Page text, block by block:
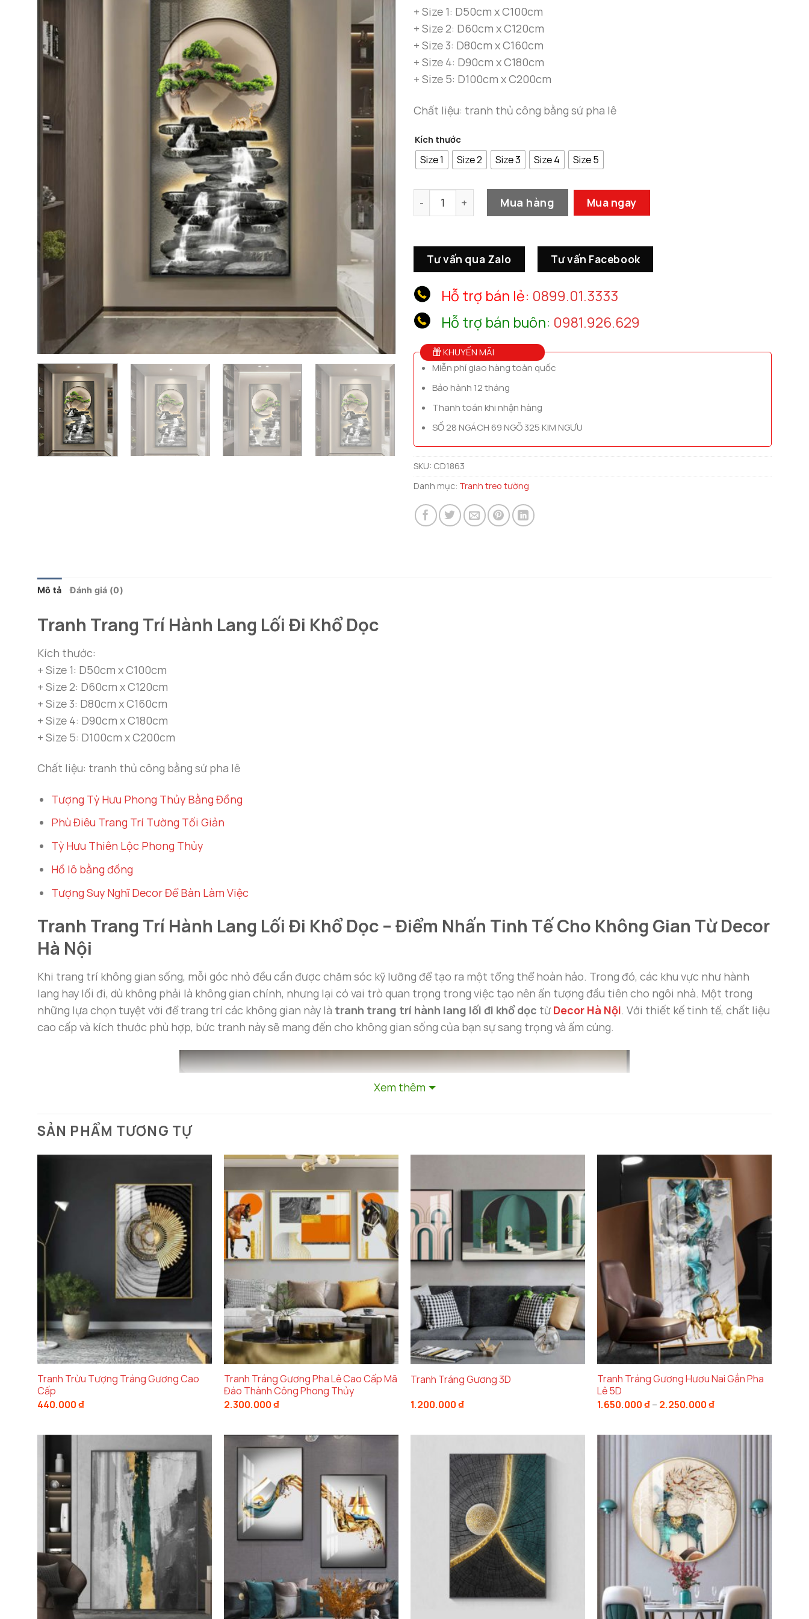
+ Size 1: D50cm x C100cm
+ Size 2: D60cm x C120cm
+ Size 3: D80cm x C160cm
+ Size 4: D90cm x C180cm
+ Size 5: D100cm x C200cm
Chất liệu: tranh thủ công bằng sứ pha lê
Kích thước
Size 1 Size 2 Size 3 Size 4 Size 5
Tranh Trang Trí Hành Lang Lối Đi Khổ Dọc số lượng
Mua hàng Mua ngay
Tư vấn qua Zalo Tư vấn Facebook
Hỗ trợ bán lẻ: 0899.01.3333
Hỗ trợ bán buôn: 0981.926.629
KHUYẾN MÃI
Miễn phí giao hàng toàn quốc
Bảo hành 12 tháng
Thanh toán khi nhận hàng
SỐ 28 NGÁCH 69 NGÕ 325 KIM NGƯU
SKU: CD1863
Danh mục: Tranh treo tường
Mô tả Đánh giá (0)
Tranh Trang Trí Hành Lang Lối Đi Khổ Dọc
Kích thước:
+ Size 1: D50cm x C100cm
+ Size 2: D60cm x C120cm
+ Size 3: D80cm x C160cm
+ Size 4: D90cm x C180cm
+ Size 5: D100cm x C200cm
Chất liệu: tranh thủ công bằng sứ pha lê
Tượng Tỳ Hưu Phong Thủy Bằng Đồng
Phù Điêu Trang Trí Tường Tối Giản
Tỳ Hưu Thiên Lộc Phong Thủy
Hồ lô bằng đồng
Tượng Suy Nghĩ Decor Để Bàn Làm Việc
Tranh Trang Trí Hành Lang Lối Đi Khổ Dọc – Điểm Nhấn Tinh Tế Cho Không Gian Từ Decor
Hà Nội
Khi trang trí không gian sống, mỗi góc nhỏ đều cần được chăm sóc kỹ lưỡng để tạo ra một tổng thể hoàn hảo. Trong đó, các khu vực như hành
lang hay lối đi, dù không phải là không gian chính, nhưng lại có vai trò quan trọng trong việc tạo nên ấn tượng đầu tiên cho ngôi nhà. Một trong
những lựa chọn tuyệt vời để trang trí các không gian này là tranh trang trí hành lang lối đi khổ dọc từ Decor Hà Nội. Với thiết kế tinh tế, chất liệu
cao cấp và kích thước phù hợp, bức tranh này sẽ mang đến cho không gian sống của bạn sự sang trọng và ấm cúng.
Xem thêm
SẢN PHẨM TƯƠNG TỰ
Tranh Trừu Tượng Tráng Gương Cao
Cấp
440.000₫
Tranh Tráng Gương Pha Lê Cao Cấp Mã
Đáo Thành Công Phong Thủy
2.300.000₫
Tranh Tráng Gương 3D
1.200.000₫
Tranh Tráng Gương Hươu Nai Gắn Pha
Lê 5D
1.650.000₫– 2.250.000₫Khoảng
1.650.000 ₫